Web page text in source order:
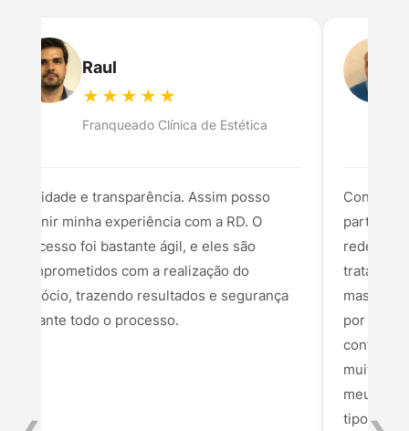
Raul
★★★★★
Franqueado Clínica de Estética
Agilidade e transparência. Assim posso
definir minha experiência com a RD. O
processo foi bastante ágil, e eles são
comprometidos com a realização do
negócio, trazendo resultados e segurança
durante todo o processo.
Conheci
partir daí,
redes
tratava
mas de
por trás
contato,
muito
meu
tipo de